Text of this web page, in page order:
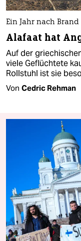
Ein Jahr nach
Alafaat hat
Auf der
viele Geflüchtete
Rollstuhl ist sie
Von Cedric Rehman